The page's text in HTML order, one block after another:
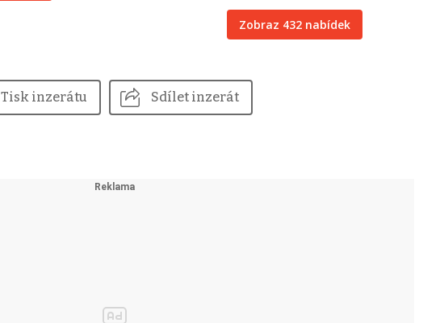
Zobraz 432 nabídek
Tisk inzerátu Sdílet inzerát